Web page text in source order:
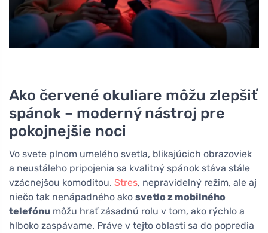
Ako červené okuliare môžu zlepšiť
spánok – moderný nástroj pre
pokojnejšie noci
Vo svete plnom umelého svetla, blikajúcich obrazoviek
a neustáleho pripojenia sa kvalitný spánok stáva stále
vzácnejšou komoditou. Stres, nepravidelný režim, ale aj
niečo tak nenápadného ako svetlo z mobilného
telefónu môžu hrať zásadnú rolu v tom, ako rýchlo a
hlboko zaspávame. Práve v tejto oblasti sa do popredia